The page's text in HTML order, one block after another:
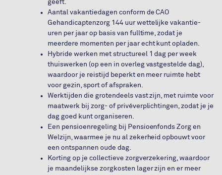
geeft.
Aantal vakantiedagen conform de CAO
Gehandicaptenzorg 144 uur wettelijke vakantie-
uren per jaar op basis van fulltime, zodat je
meerdere momenten per jaar echt kunt opladen.
Hybride werken met structureel 1 dag per week
thuiswerken (op een in overleg vastgestelde dag),
waardoor je reistijd beperkt en meer ruimte hebt
voor gezin, sport of afspraken.
Werktijden die grotendeels vast zijn, met ruimte voor
maatwerk bij zorg- of privéverplichtingen, zodat je je
dag goed kunt organiseren.
Een pensioenregeling bij Pensioenfonds Zorg en
Welzijn, waarmee je nu al zekerheid opbouwt voor
een ontspannen oude dag.
Korting op je collectieve zorgverzekering, waardoor
je maandelijkse zorgkosten lager zijn en er meer